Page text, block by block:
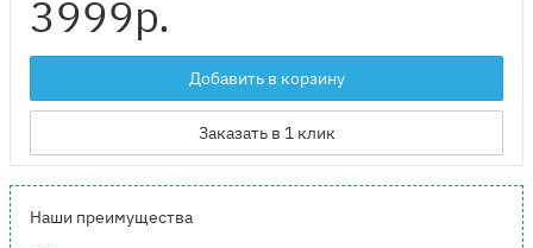
3999р.
Добавить в корзину
Заказать в 1 клик
Наши преимущества